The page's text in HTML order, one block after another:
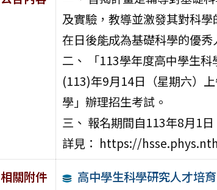
及實驗，教導並激發其對科
在日後能成為基礎科學的優秀
二、 「113學年度高中學生
(113)年9月14日（星期六）
學」辦理招生考試。
三、 報名期間自113年8月1
詳見： https://
相關附件
高中學生科學研究人才培